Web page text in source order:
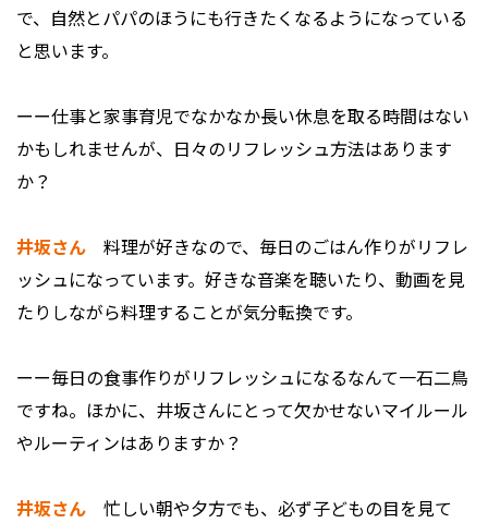
で、自然とパパのほうにも行きたくなるようになっている
と思います。
ーー仕事と家事育児でなかなか長い休息を取る時間はない
かもしれませんが、日々のリフレッシュ方法はあります
か？
井坂さん 料理が好きなので、毎日のごはん作りがリフレ
ッシュになっています。好きな音楽を聴いたり、動画を見
たりしながら料理することが気分転換です。
ーー毎日の食事作りがリフレッシュになるなんて一石二鳥
ですね。ほかに、井坂さんにとって欠かせないマイルール
やルーティンはありますか？
井坂さん 忙しい朝や夕方でも、必ず子どもの目を見て